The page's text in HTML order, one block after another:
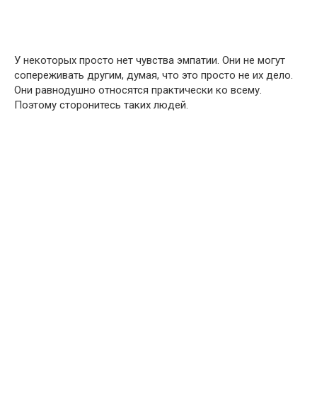
У некоторых просто нет чувства эмпатии. Они не могут
сопереживать другим, думая, что это просто не их дело.
Они равнодушно относятся практически ко всему.
Поэтому сторонитесь таких людей.